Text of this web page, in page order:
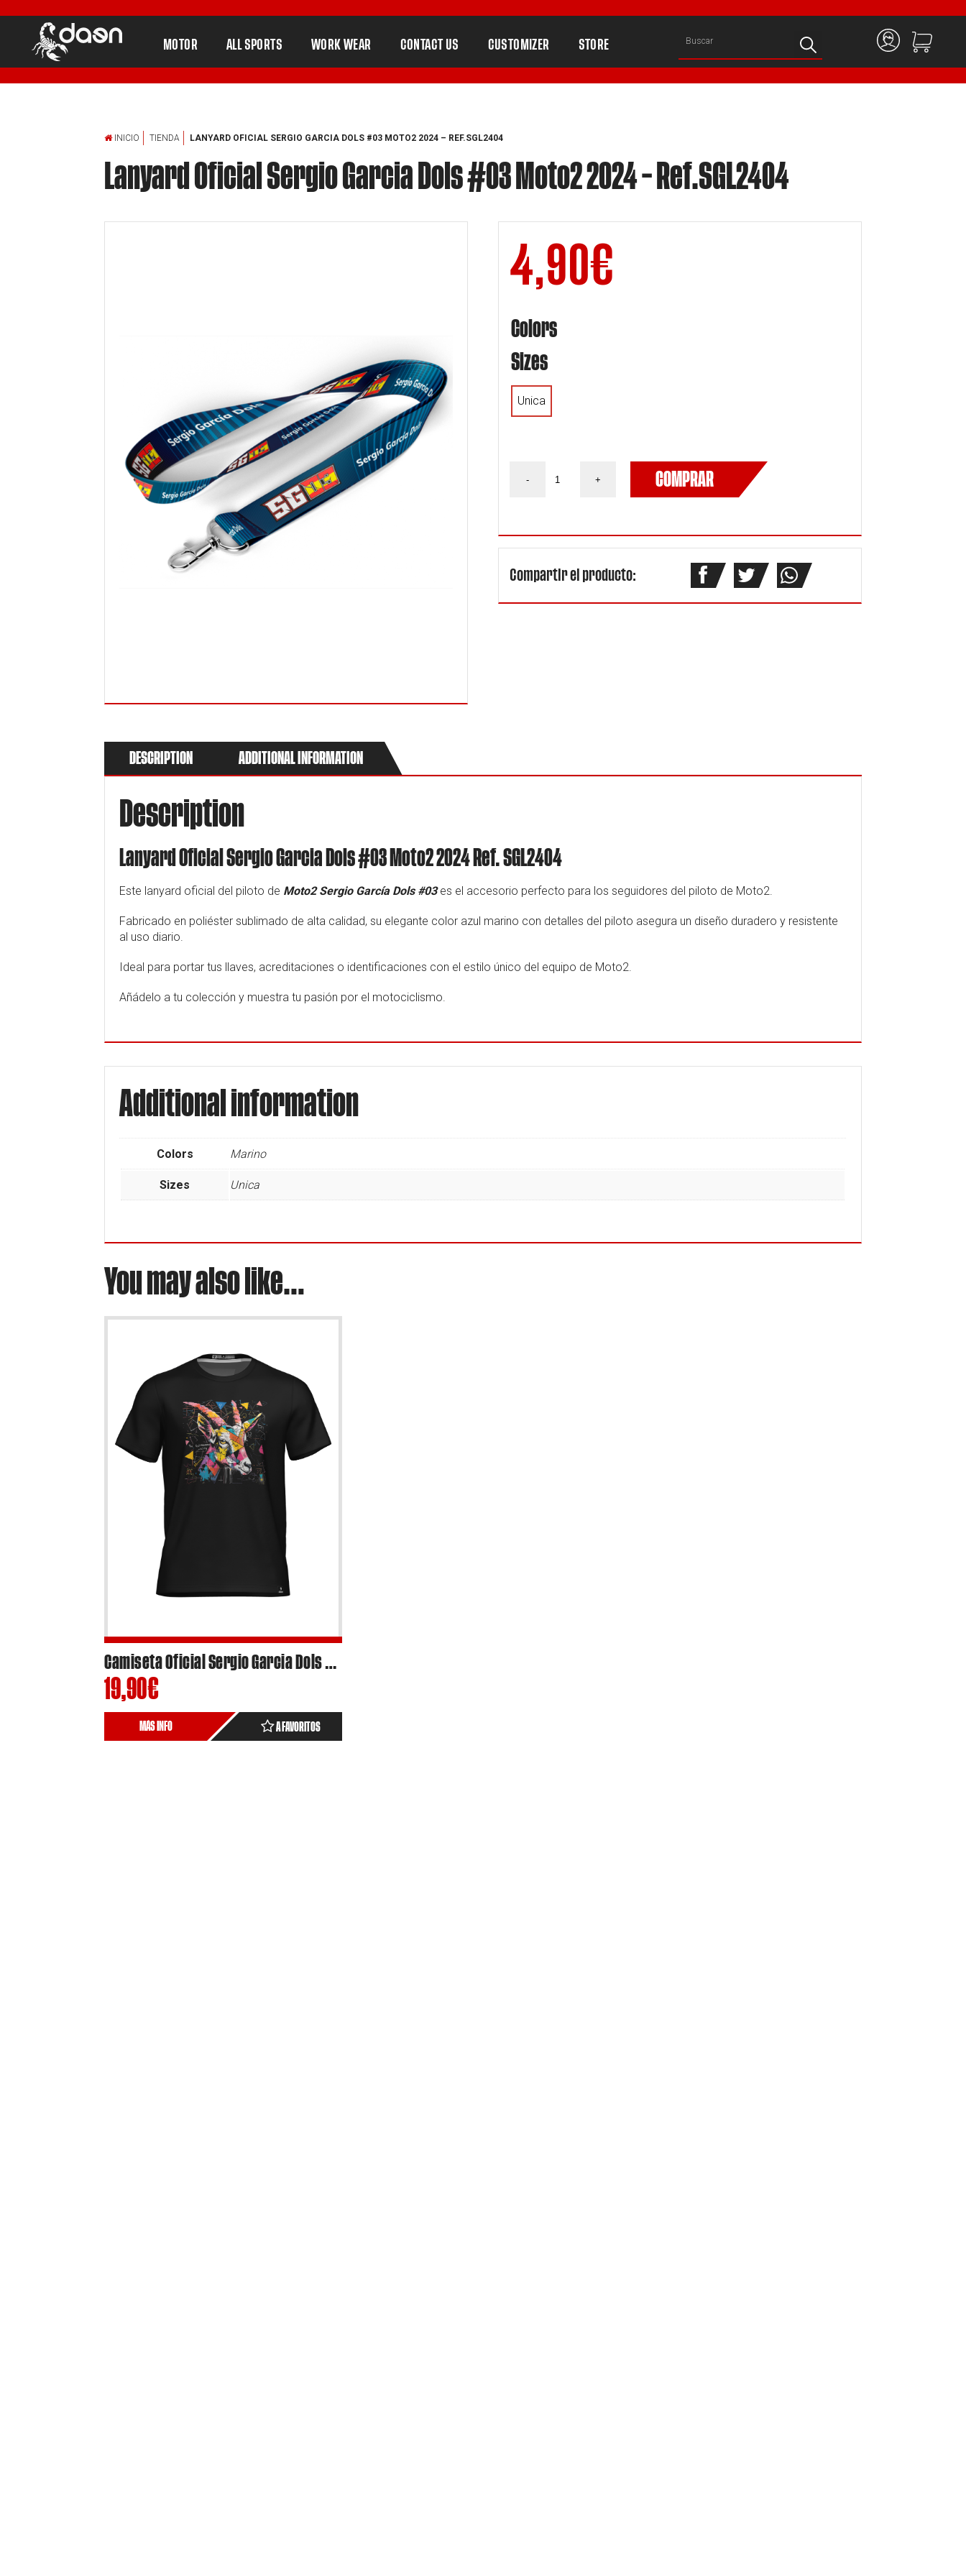
MOTOR ALL SPORTS WORK WEAR CONTACT US CUSTOMIZER STORE
INICIO TIENDA LANYARD OFICIAL SERGIO GARCIA DOLS #03 MOTO2 2024 – REF.SGL2404
Lanyard Oficial Sergio Garcia Dols #03 Moto2 2024 – Ref.SGL2404
4,90€
Colors
Sizes
Unica
-
Oficial
2024
Ref.SGL2404
+ COMPRAR
Compartir el producto:
DESCRIPTION ADDITIONAL INFORMATION
Description
Lanyard Oficial Sergio Garcia Dols #03 Moto2 2024 Ref. SGL2404
Este lanyard oficial del piloto de Moto2 Sergio García Dols #03es el accesorio perfecto para los seguidores del piloto de Moto2.
Fabricado en poliéster sublimado de alta calidad, su elegante color azul marino con detalles del piloto asegura un diseño duradero y resistente
al uso diario.
Ideal para portar tus llaves, acreditaciones o identificaciones con el estilo único del equipo de Moto2.
Añádelo a tu colección y muestra tu pasión por el motociclismo.
Additional information
Colors Marino
Sizes Unica
You may also like…
Camiseta Oficial Sergio Garcia Dols #03 Moto2 2024 – Ref.SG2403
19,90€
MÁS INFO A FAVORITOS